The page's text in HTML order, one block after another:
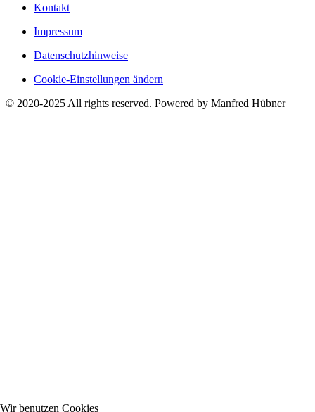
Kontakt
Impressum
Datenschutzhinweise
Cookie-Einstellungen ändern
© 2020-2025 All rights reserved. Powered by Manfred Hübner
Wir benutzen Cookies